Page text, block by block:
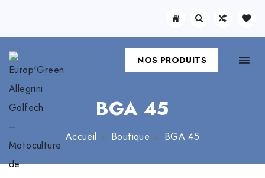
NOS PRODUITS
BGA 45
Accueil Boutique BGA 45